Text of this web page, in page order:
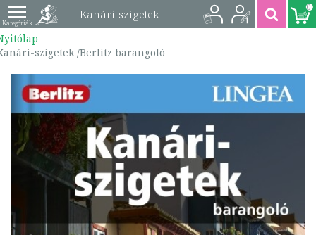
Kanári-szigetek
9786155663017
0
szigetek /Berlitz barangoló